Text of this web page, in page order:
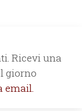
Ricevi una
giorno
email.